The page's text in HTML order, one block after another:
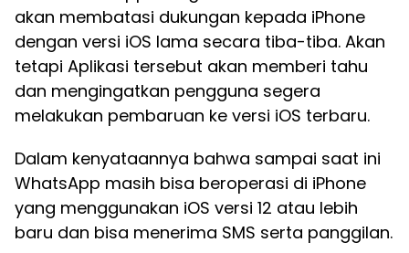
akan membatasi dukungan kepada iPhone
dengan versi iOS lama secara tiba-tiba. Akan
tetapi Aplikasi tersebut akan memberi tahu
dan mengingatkan pengguna segera
melakukan pembaruan ke versi iOS terbaru.
Dalam kenyataannya bahwa sampai saat ini
WhatsApp masih bisa beroperasi di iPhone
yang menggunakan iOS versi 12 atau lebih
baru dan bisa menerima SMS serta panggilan.